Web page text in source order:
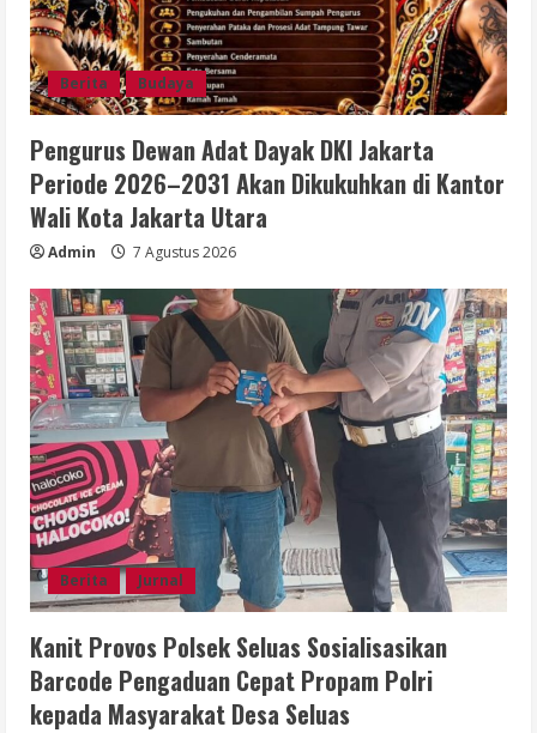
Berita Budaya
Pengurus Dewan Adat Dayak DKI Jakarta
Periode 2026–2031 Akan Dikukuhkan di Kantor
Wali Kota Jakarta Utara
Admin 7 Agustus 2026
Berita Jurnal
Kanit Provos Polsek Seluas Sosialisasikan
Barcode Pengaduan Cepat Propam Polri
kepada Masyarakat Desa Seluas